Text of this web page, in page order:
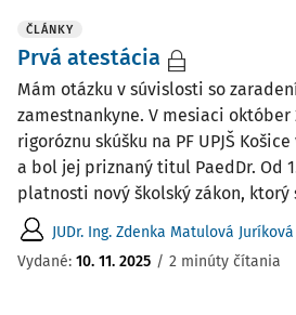
ČLÁNKY
Prvá atestácia
Mám otázku v súvislosti so
zamestnankyne. V mesiaci október
rigoróznu skúšku na PF UPJŠ
a bol jej priznaný titul PaedDr. Od
platnosti nový školský zákon, ktorý
JUDr. Ing. Zdenka Matulová Juríková
Vydané: 10. 11. 2025 / 2 minúty čítania